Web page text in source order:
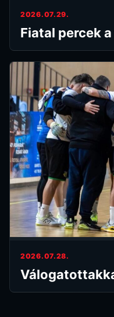
2026.07.29.
Fiatal percek
2026.07.28.